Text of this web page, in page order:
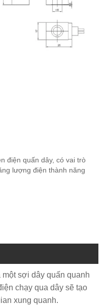
điện quấn dây, có vai trò
lượng điện thành năng
sợi dây quấn quanh
chạy qua dây sẽ tạo
xung quanh.